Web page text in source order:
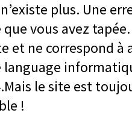
plus. Une
vous avez
et ne correspond à
language
le site est
!